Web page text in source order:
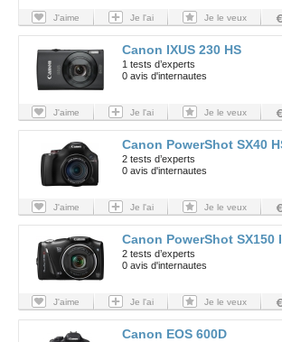
J'aime Je l'ai Je le veux
Canon IXUS 230 HS
1 tests d’experts
0 avis d'internautes
J'aime Je l'ai Je le veux
Canon PowerShot SX40
2 tests d’experts
0 avis d'internautes
J'aime Je l'ai Je le veux
Canon PowerShot SX150
2 tests d’experts
0 avis d'internautes
J'aime Je l'ai Je le veux
Canon EOS 600D